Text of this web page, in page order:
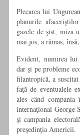
Plecarea lui
planurile
gazele de şist, miza
mai jos, a rămas,
Evident, numirea lui
dar şi pe probleme
filantropică, a
faţă de eventualele
ales când
internaţional George
şi campania
preşedinţia Americii.